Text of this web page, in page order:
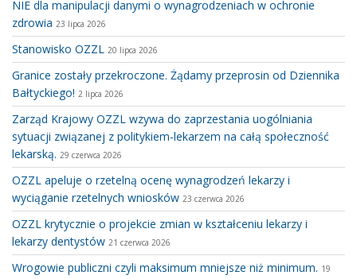
NIE dla manipulacji danymi o wynagrodzeniach w ochronie
zdrowia 23 lipca 2026
Stanowisko OZZL 20 lipca 2026
Granice zostały przekroczone. Żądamy przeprosin od Dziennika
Bałtyckiego! 2 lipca 2026
Zarząd Krajowy OZZL wzywa do zaprzestania uogólniania
sytuacji związanej z politykiem-lekarzem na całą społeczność
lekarską. 29 czerwca 2026
OZZL apeluje o rzetelną ocenę wynagrodzeń lekarzy i
wyciąganie rzetelnych wniosków 23 czerwca 2026
OZZL krytycznie o projekcie zmian w kształceniu lekarzy i
lekarzy dentystów 21 czerwca 2026
Wrogowie publiczni czyli maksimum mniejsze niż minimum. 19